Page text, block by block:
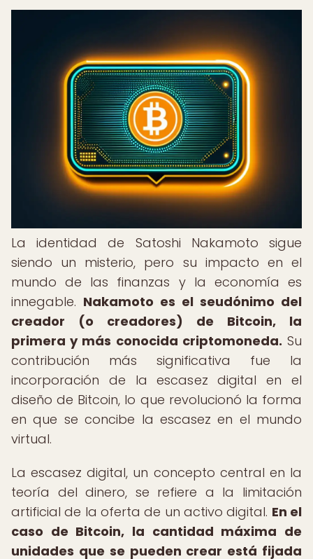
La identidad de Satoshi Nakamoto sigue
siendo un misterio, pero su impacto en el
mundo de las finanzas y la economía es
innegable. Nakamoto es el seudónimo del
creador (o creadores) de Bitcoin, la
primera y más conocida criptomoneda. Su
contribución más significativa fue la
incorporación de la escasez digital en el
diseño de Bitcoin, lo que revolucionó la forma
en que se concibe la escasez en el mundo
virtual.
La escasez digital, un concepto central en la
teoría del dinero, se refiere a la limitación
artificial de la oferta de un activo digital. En el
caso de Bitcoin, la cantidad máxima de
unidades que se pueden crear está fijada